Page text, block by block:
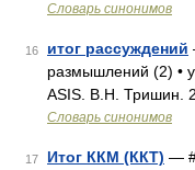
Словарь синонимов
16 итог рассуждений
размышлений (2) •
ASIS. В.Н. Тришин.
Словарь синонимов
17 Итог ККМ (ККТ) —